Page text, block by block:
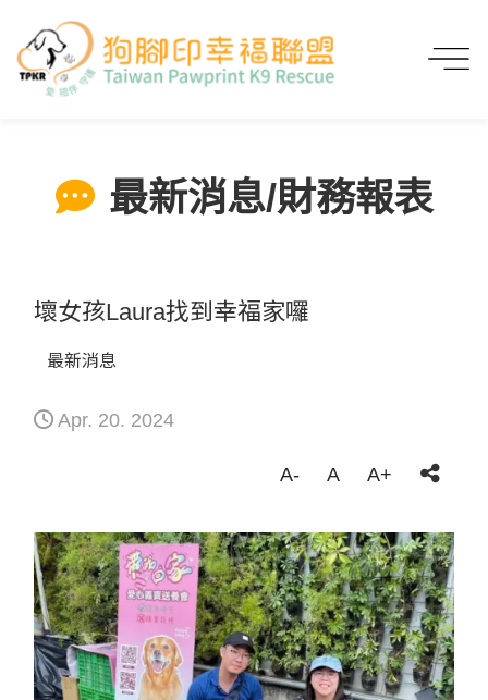
最新消息/財務報表
壞女孩Laura找到幸福家囉
最新消息
Apr. 20. 2024
A- A A+